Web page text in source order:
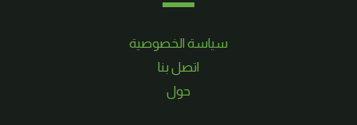
سياسة الخصوصية
اتصل بنا
حول